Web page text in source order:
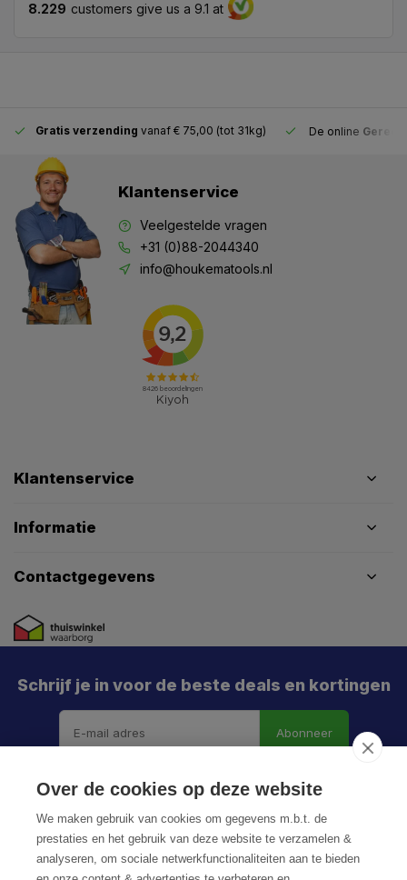
8.229 customers give us a 9.1 at
Gratis verzending vanaf € 75,00 (tot 31kg) De online
Klantenservice
Veelgestelde vragen
+31 (0)88-2044340
info@houkematools.nl
Klantenservice
Informatie
Contactgegevens
Schrijf je in voor de beste deals en kortingen
Abonneer
Over de cookies op deze website
We maken gebruik van cookies om gegevens m.b.t. de
prestaties en het gebruik van deze website te verzamelen &
analyseren, om sociale netwerkfunctionaliteiten aan te bieden
Meld je aan en mis geen enkele actie, aanbieding
of nieuwe deal meer. Én je krijgt direct €5 korting!